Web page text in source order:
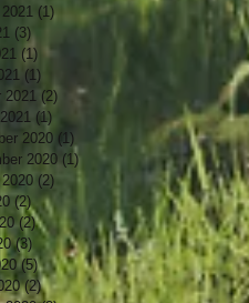
(1)1 Beitrag
(3)3 Beiträge
(1) 1 Beitrag
(1)
2021 (2) 2 Beiträge
(1)
2020 (1) 1 Beitrag
2020 (1)1 Beitrag
(2)
(2) 2 Beiträge
(2)2 Beiträge
(3) 3 Beiträge
(5)5 Beiträge
(2)2 Beiträge